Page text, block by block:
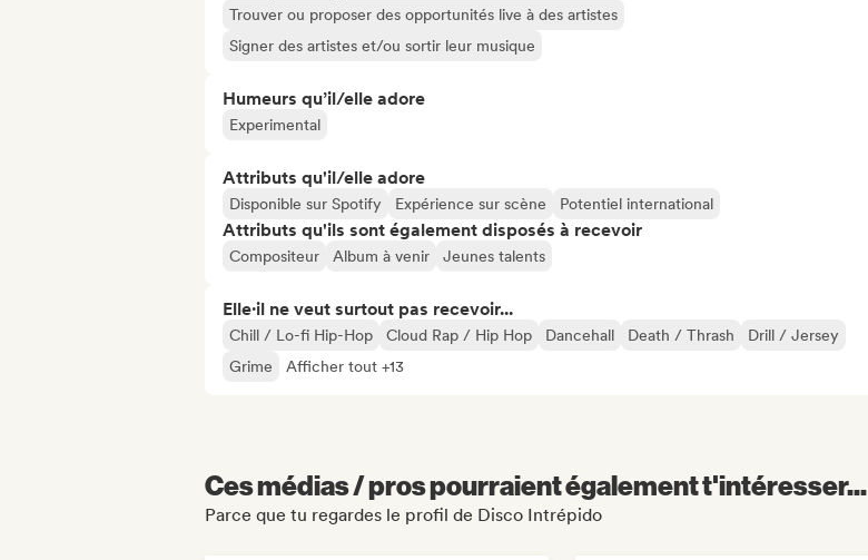
Trouver ou proposer des opportunités live à des artistes
Signer des artistes et/ou sortir leur musique
Humeurs qu’il/elle adore
Experimental
Attributs qu'il/elle adore
Disponible sur Spotify Expérience sur scène Potentiel international
Attributs qu'ils sont également disposés à recevoir
Compositeur Album à venir Jeunes talents
Elle·il ne veut surtout pas recevoir...
Chill / Lo-fi Hip-Hop Cloud Rap / Hip Hop Dancehall Death / Thrash
Drill / Jersey
Grime
Afficher tout +13
Ces médias / pros pourraient également t'intéresser...
Parce que tu regardes le profil de Disco Intrépido